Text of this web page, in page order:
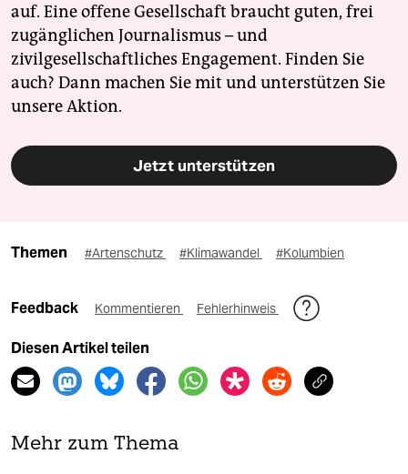
auf. Eine offene Gesellschaft braucht guten, frei
zugänglichen Journalismus – und
zivilgesellschaftliches Engagement. Finden Sie
auch? Dann machen Sie mit und unterstützen Sie
unsere Aktion.
Jetzt unterstützen
Themen #Artenschutz #Klimawandel #Kolumbien
Feedback Kommentieren Fehlerhinweis
Diesen Artikel teilen
Mehr zum Thema